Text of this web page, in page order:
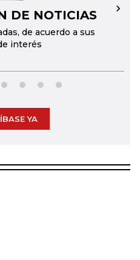
DE NOTICIAS
de acuerdo a sus
interés
→
YA